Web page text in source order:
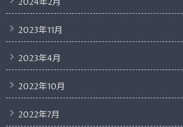
2024年2月
2023年11月
2023年4月
2022年10月
2022年7月